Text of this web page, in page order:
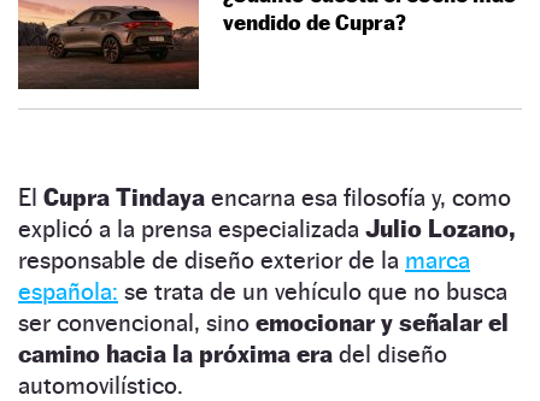
vendido de Cupra?
El Cupra Tindaya encarna esa filosofía y, como
explicó a la prensa especializada Julio Lozano,
responsable de diseño exterior de la marca
española: se trata de un vehículo que no busca
ser convencional, sino emocionar y señalar el
camino hacia la próxima era del diseño
automovilístico.